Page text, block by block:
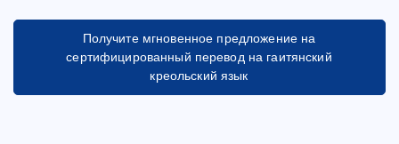
Получите мгновенное предложение на
сертифицированный перевод на гаитянский
креольский язык